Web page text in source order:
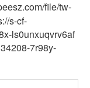
file/tw-
s-cf-
ls0unxuqvrv6af
7r98y-